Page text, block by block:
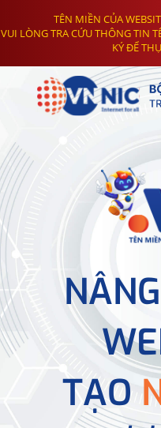
TÊN MIỀN CỦA
VUI LÒNG TRA CỨU THÔNG TIN
KÝ ĐỂ
NÂNG
TẠO